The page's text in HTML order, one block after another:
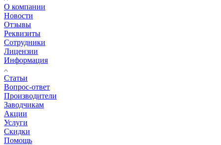
О компании
Новости
Отзывы
Реквизиты
Сотрудники
Лицензии
Информация
Статьи
Вопрос-ответ
Производители
Заводчикам
Акции
Услуги
Скидки
Помощь